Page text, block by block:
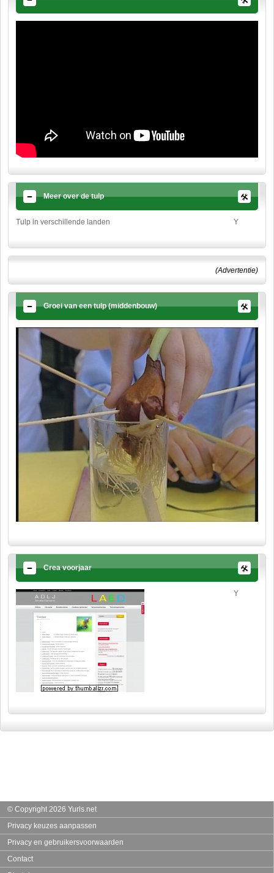
Meer over de tulp
Tulp in verschillende landen Y
(Advertentie)
Groei van een tulp (middenbouw)
Crea voorjaar
Y
© Copyright 2026 Yurls.net
Privacy keuzes aanpassen
Privacy en gebruikersvoorwaarden
Contact